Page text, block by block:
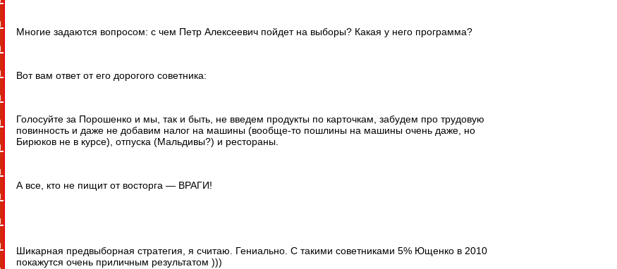
Многие задаются вопросом: с чем Петр Алексеевич пойдет на выборы? Какая у него программа?
Вот вам ответ от его дорогого советника:
Голосуйте за Порошенко и мы, так и быть, не введем продукты по карточкам, забудем про трудовую
повинность и даже не добавим налог на машины (вообще-то пошлины на машины очень даже, но
Бирюков не в курсе), отпуска (Мальдивы?) и рестораны.
А все, кто не пищит от восторга — ВРАГИ!
Шикарная предвыборная стратегия, я считаю. Гениально. С такими советниками 5% Ющенко в 2010
покажутся очень приличным результатом )))